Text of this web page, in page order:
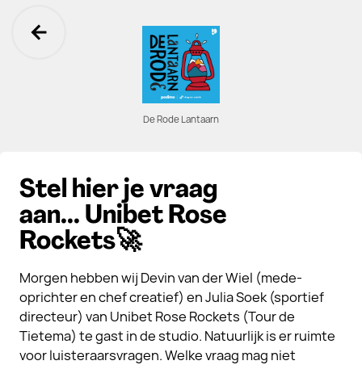
Ga terug
De Rode Lantaarn
Stel hier je vraag
aan... Unibet Rose
Rockets🚀
Morgen hebben wij Devin van der Wiel (mede-
oprichter en chef creatief) en Julia Soek (sportief
directeur) van Unibet Rose Rockets (Tour de
Tietema) te gast in de studio. Natuurlijk is er ruimte
voor luisteraarsvragen. Welke vraag mag niet